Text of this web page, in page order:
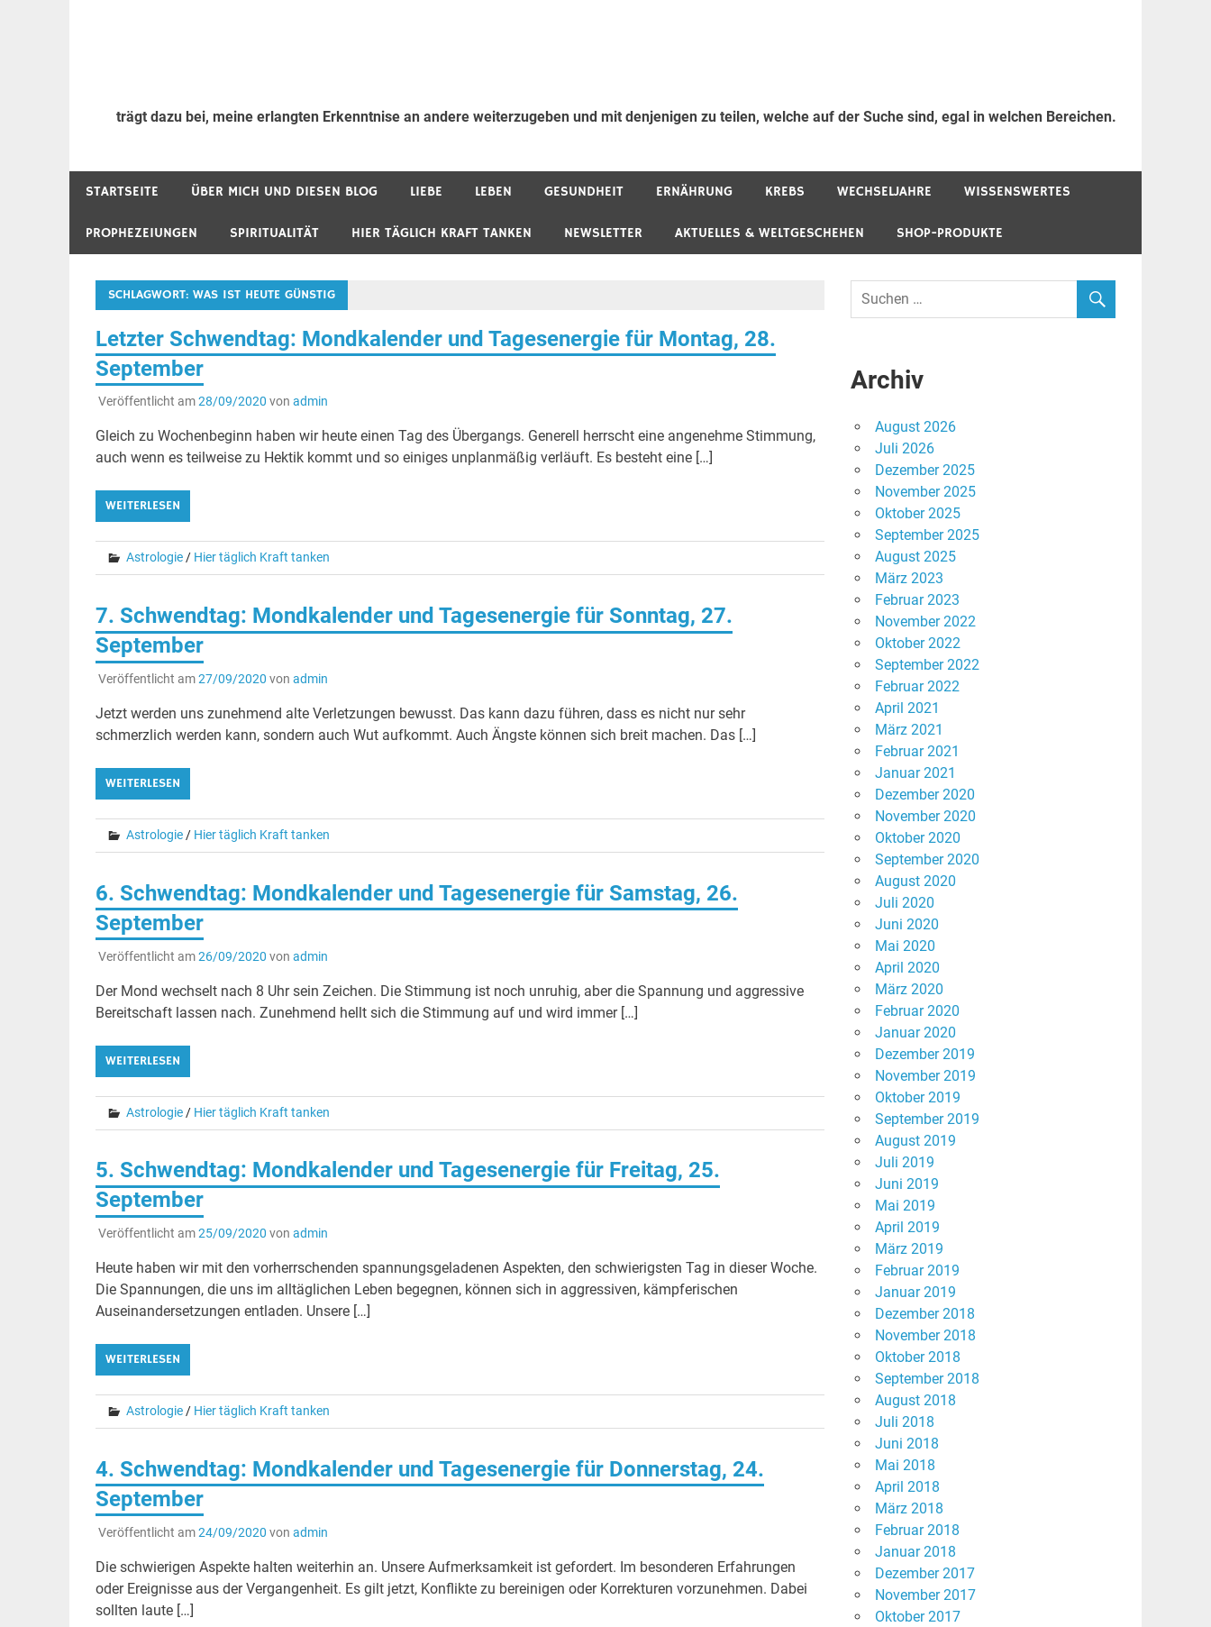
trägt dazu bei, meine erlangten Erkenntnise an andere weiterzugeben und mit denjenigen zu teilen, welche auf der Suche sind, egal in welchen Bereichen.
STARTSEITE ÜBER MICH UND DIESEN BLOG LIEBE LEBEN GESUNDHEIT ERNÄHRUNG KREBS WECHSELJAHRE WISSENSWERTES
PROPHEZEIUNGEN SPIRITUALITÄT HIER TÄGLICH KRAFT TANKEN NEWSLETTER AKTUELLES & WELTGESCHEHEN SHOP-PRODUKTE
SCHLAGWORT: WAS IST HEUTE GÜNSTIG
Letzter Schwendtag: Mondkalender und Tagesenergie für Montag, 28.
September
Veröffentlicht am28/09/2020 von admin
Gleich zu Wochenbeginn haben wir heute einen Tag des Übergangs. Generell herrscht eine angenehme Stimmung,
auch wenn es teilweise zu Hektik kommt und so einiges unplanmäßig verläuft. Es besteht eine […]
WEITERLESEN
Astrologie/ Hier täglich Kraft tanken
7. Schwendtag: Mondkalender und Tagesenergie für Sonntag, 27.
September
Veröffentlicht am27/09/2020 von admin
Jetzt werden uns zunehmend alte Verletzungen bewusst. Das kann dazu führen, dass es nicht nur sehr
schmerzlich werden kann, sondern auch Wut aufkommt. Auch Ängste können sich breit machen. Das […]
WEITERLESEN
Astrologie/ Hier täglich Kraft tanken
6. Schwendtag: Mondkalender und Tagesenergie für Samstag, 26.
September
Veröffentlicht am26/09/2020 von admin
Der Mond wechselt nach 8 Uhr sein Zeichen. Die Stimmung ist noch unruhig, aber die Spannung und aggressive
Bereitschaft lassen nach. Zunehmend hellt sich die Stimmung auf und wird immer […]
WEITERLESEN
Astrologie/ Hier täglich Kraft tanken
5. Schwendtag: Mondkalender und Tagesenergie für Freitag, 25.
September
Veröffentlicht am25/09/2020 von admin
Heute haben wir mit den vorherrschenden spannungsgeladenen Aspekten, den schwierigsten Tag in dieser Woche.
Die Spannungen, die uns im alltäglichen Leben begegnen, können sich in aggressiven, kämpferischen
Auseinandersetzungen entladen. Unsere […]
WEITERLESEN
Astrologie/ Hier täglich Kraft tanken
4. Schwendtag: Mondkalender und Tagesenergie für Donnerstag, 24.
September
Veröffentlicht am24/09/2020 von admin
Die schwierigen Aspekte halten weiterhin an. Unsere Aufmerksamkeit ist gefordert. Im besonderen Erfahrungen
oder Ereignisse aus der Vergangenheit. Es gilt jetzt, Konflikte zu bereinigen oder Korrekturen vorzunehmen. Dabei
sollten laute […]
Archiv
August 2026
Juli 2026
Dezember 2025
November 2025
Oktober 2025
September 2025
August 2025
März 2023
Februar 2023
November 2022
Oktober 2022
September 2022
Februar 2022
April 2021
März 2021
Februar 2021
Januar 2021
Dezember 2020
November 2020
Oktober 2020
September 2020
August 2020
Juli 2020
Juni 2020
Mai 2020
April 2020
März 2020
Februar 2020
Januar 2020
Dezember 2019
November 2019
Oktober 2019
September 2019
August 2019
Juli 2019
Juni 2019
Mai 2019
April 2019
März 2019
Februar 2019
Januar 2019
Dezember 2018
November 2018
Oktober 2018
September 2018
August 2018
Juli 2018
Juni 2018
Mai 2018
April 2018
März 2018
Februar 2018
Januar 2018
Dezember 2017
November 2017
Oktober 2017